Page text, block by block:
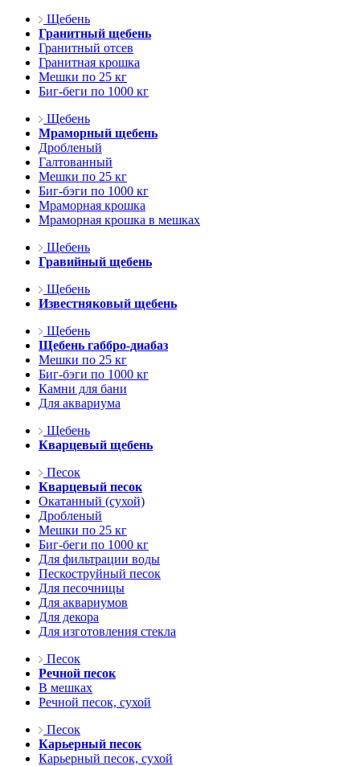
Щебень
Гранитный щебень
Гранитный отсев
Гранитная крошка
Мешки по 25 кг
Биг-беги по 1000 кг
Щебень
Мраморный щебень
Дробленый
Галтованный
Мешки по 25 кг
Биг-бэги по 1000 кг
Мраморная крошка
Мраморная крошка в мешках
Щебень
Гравийный щебень
Щебень
Известняковый щебень
Щебень
Щебень габбро-диабаз
Мешки по 25 кг
Биг-бэги по 1000 кг
Камни для бани
Для аквариума
Щебень
Кварцевый щебень
Песок
Кварцевый песок
Окатанный (сухой)
Дробленый
Мешки по 25 кг
Биг-беги по 1000 кг
Для фильтрации воды
Пескоструйный песок
Для песочницы
Для аквариумов
Для декора
Для изготовления стекла
Песок
Речной песок
В мешках
Речной песок, сухой
Песок
Карьерный песок
Карьерный песок, сухой